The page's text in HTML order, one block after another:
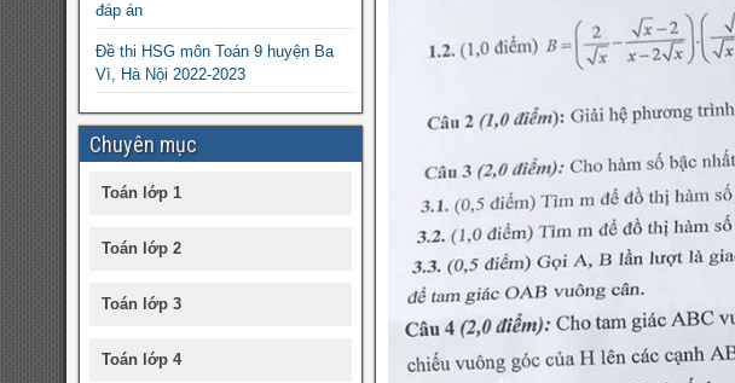
đáp án
Đề thi HSG môn Toán 9 huyện Ba
Vì, Hà Nội 2022-2023
Chuyên mục
Toán lớp 1
Toán lớp 2
Toán lớp 3
Toán lớp 4